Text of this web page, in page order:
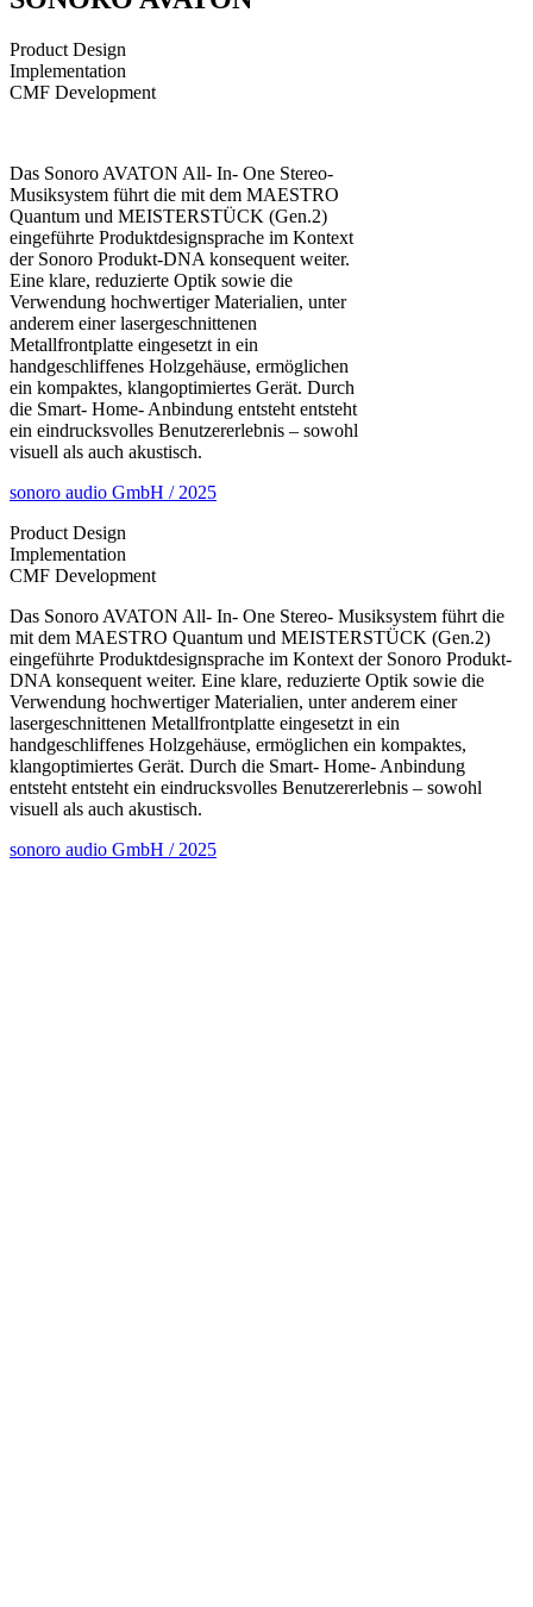
Product Design
Implementation
CMF Development
Das Sonoro AVATON All- In- One Stereo-
Musiksystem führt die mit dem MAESTRO
Quantum und MEISTERSTÜCK (Gen.2)
eingeführte Produktdesignsprache im Kontext
der Sonoro Produkt-DNA konsequent weiter.
Eine klare, reduzierte Optik sowie die
Verwendung hochwertiger Materialien, unter
anderem einer lasergeschnittenen
Metallfrontplatte eingesetzt in ein
handgeschliffenes Holzgehäuse, ermöglichen
ein kompaktes, klangoptimiertes Gerät. Durch
die Smart- Home- Anbindung entsteht entsteht
ein eindrucksvolles Benutzererlebnis – sowohl
visuell als auch akustisch.
sonoro audio GmbH / 2025
Product Design
Implementation
CMF Development
Das Sonoro AVATON All- In- One Stereo- Musiksystem führt die
mit dem MAESTRO Quantum und MEISTERSTÜCK (Gen.2)
eingeführte Produktdesignsprache im Kontext der Sonoro Produkt-
DNA konsequent weiter. Eine klare, reduzierte Optik sowie die
Verwendung hochwertiger Materialien, unter anderem einer
lasergeschnittenen Metallfrontplatte eingesetzt in ein
handgeschliffenes Holzgehäuse, ermöglichen ein kompaktes,
klangoptimiertes Gerät. Durch die Smart- Home- Anbindung
entsteht entsteht ein eindrucksvolles Benutzererlebnis – sowohl
visuell als auch akustisch.
sonoro audio GmbH / 2025